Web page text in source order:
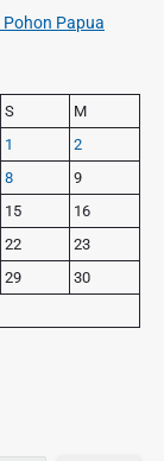
N
t
:
Papua
S
M
1
2
8
9
15
16
22
23
29
30